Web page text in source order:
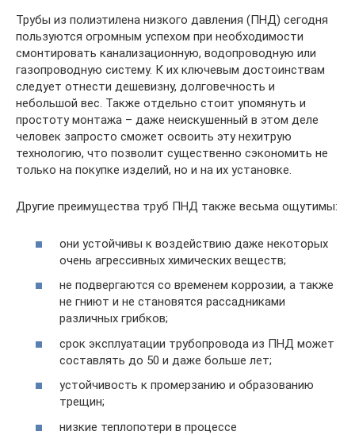
Трубы из полиэтилена низкого давления (ПНД) сегодня
пользуются огромным успехом при необходимости
смонтировать канализационную, водопроводную или
газопроводную систему. К их ключевым достоинствам
следует отнести дешевизну, долговечность и
небольшой вес. Также отдельно стоит упомянуть и
простоту монтажа – даже неискушенный в этом деле
человек запросто сможет освоить эту нехитрую
технологию, что позволит существенно сэкономить не
только на покупке изделий, но и на их установке.
Другие преимущества труб ПНД также весьма ощутимы:
они устойчивы к воздействию даже некоторых
очень агрессивных химических веществ;
не подвергаются со временем коррозии, а также
не гниют и не становятся рассадниками
различных грибков;
срок эксплуатации трубопровода из ПНД может
составлять до 50 и даже больше лет;
устойчивость к промерзанию и образованию
трещин;
низкие теплопотери в процессе